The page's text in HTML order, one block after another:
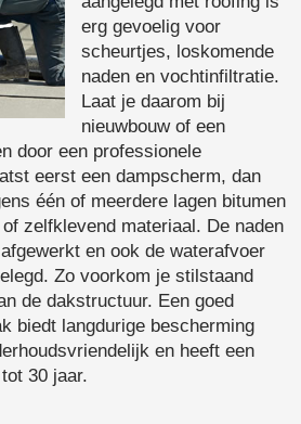
erg gevoelig voor
scheurtjes, loskomende
naden en vochtinfiltratie.
Laat je daarom bij
nieuwbouw of een
door een professionele
eerst een dampscherm, dan
één of meerdere lagen bitumen
zelfklevend materiaal. De naden
en ook de waterafvoer
Zo voorkom je stilstaand
de dakstructuur. Een goed
biedt langdurige bescherming
en heeft een
30 jaar.